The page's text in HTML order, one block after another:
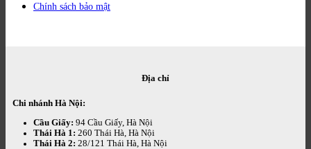
Chính sách bảo mật
Địa chỉ
Chi nhánh Hà Nội:
Cầu Giấy: 94 Cầu Giấy, Hà Nội
Thái Hà 1: 260 Thái Hà, Hà Nội
Thái Hà 2: 28/121 Thái Hà, Hà Nội